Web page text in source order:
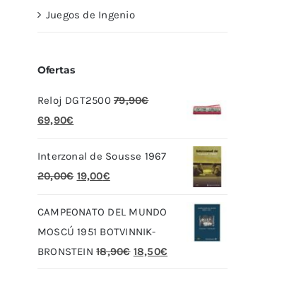
Juegos de Ingenio
Ofertas
Reloj DGT2500 79,90€
El
original
era:
69,90€
actual
es:
Interzonal de Sousse 1967
20,00€ El
original
era:
20,00€.
19,00€El
actual
es:
19,00€.
CAMPEONATO DEL MUNDO
MOSCÚ 1951 BOTVINNIK-
BRONSTEIN 18,90€ El
18,50€